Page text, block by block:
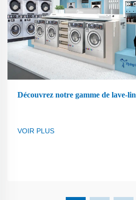
Découvrez notre gamme de lave-
VOIR PLUS